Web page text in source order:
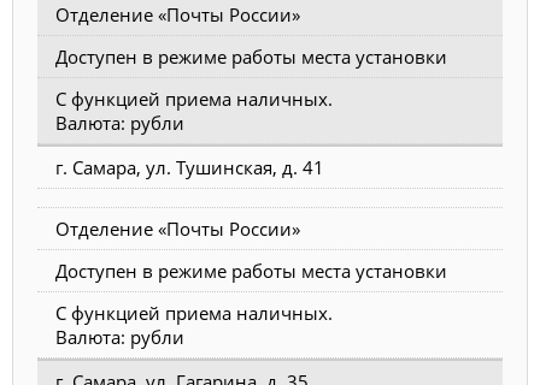
Отделение «Почты России»
Доступен в режиме работы места установки
С функцией приема наличных.
Валюта: рубли
г. Самара, ул. Тушинская, д. 41
Отделение «Почты России»
Доступен в режиме работы места установки
С функцией приема наличных.
Валюта: рубли